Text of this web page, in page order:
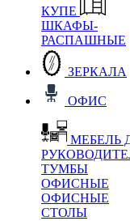
КУПЕ
ШКАФЫ-
РАСПАШНЫЕ
ЗЕРКАЛА
ОФИС
МЕБЕЛЬ
ТУМБЫ
ОФИСНЫЕ
ОФИСНЫЕ
СТОЛЫ